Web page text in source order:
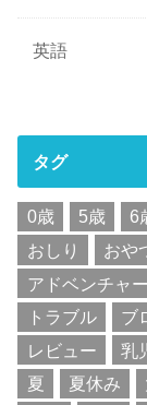
英語
タグ
0歳 5歳 6
おしり
おや
アドベンチャ
トラブル
ブ
レビュー
乳
夏
夏休み